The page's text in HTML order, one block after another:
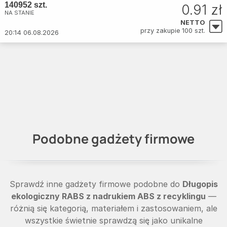
140952 szt.
NA STANIE
20:14 06.08.2026
0.91 zł
NETTO
przy zakupie 100 szt.
Podobne gadżety firmowe
Sprawdź inne gadżety firmowe podobne do Długopis
ekologiczny RABS z nadrukiem ABS z recyklingu —
różnią się kategorią, materiałem i zastosowaniem, ale
wszystkie świetnie sprawdzą się jako unikalne